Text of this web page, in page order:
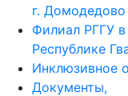
г. Домодедово
Филиал РГГУ в
Республике
Инклюзивное
Документы,